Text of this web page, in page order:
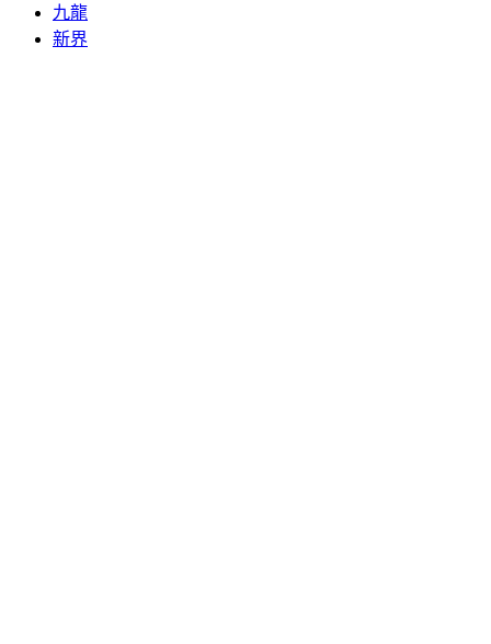
九龍
新界